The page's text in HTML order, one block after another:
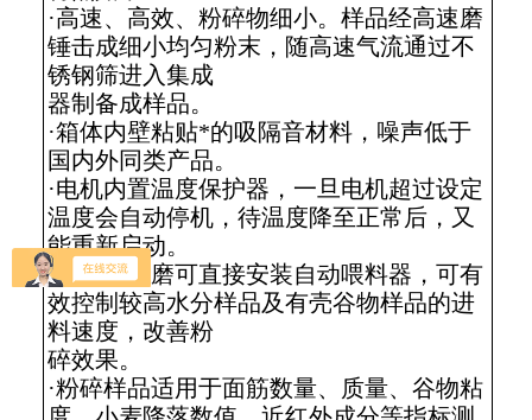
·高速、高效、粉碎物细小。样品经高速磨
锤击成细小均匀粉末，随高速气流通过不
锈钢筛进入集成
器制备成样品。
·箱体内壁粘贴*的吸隔音材料，噪声低于
国内外同类产品。
·电机内置温度保护器，一旦电机超过设定
温度会自动停机，待温度降至正常后，又
能重新启动。
·锤式旋风磨可直接安装自动喂料器，可有
效控制较高水分样品及有壳谷物样品的进
料速度，改善粉
碎效果。
·粉碎样品适用于面筋数量、质量、谷物粘